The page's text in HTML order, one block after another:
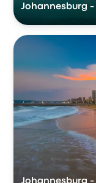
Johannesburg -
Johannesburg